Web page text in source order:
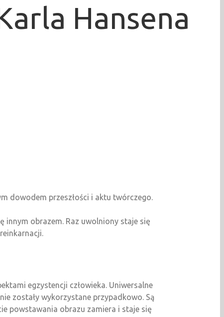
Hansena
dowodem przeszłości i aktu twórczego.
innym obrazem. Raz uwolniony staje się
egzystencji człowieka. Uniwersalne
zostały wykorzystane przypadkowo. Są
powstawania obrazu zamiera i staje się